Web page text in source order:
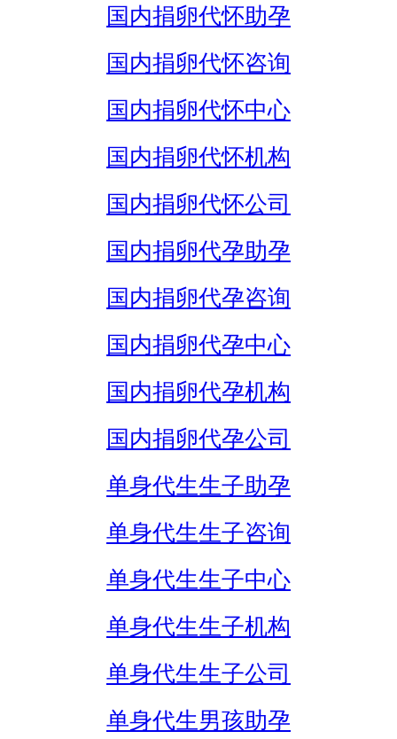
国内捐卵代怀助孕
国内捐卵代怀咨询
国内捐卵代怀中心
国内捐卵代怀机构
国内捐卵代怀公司
国内捐卵代孕助孕
国内捐卵代孕咨询
国内捐卵代孕中心
国内捐卵代孕机构
国内捐卵代孕公司
单身代生生子助孕
单身代生生子咨询
单身代生生子中心
单身代生生子机构
单身代生生子公司
单身代生男孩助孕